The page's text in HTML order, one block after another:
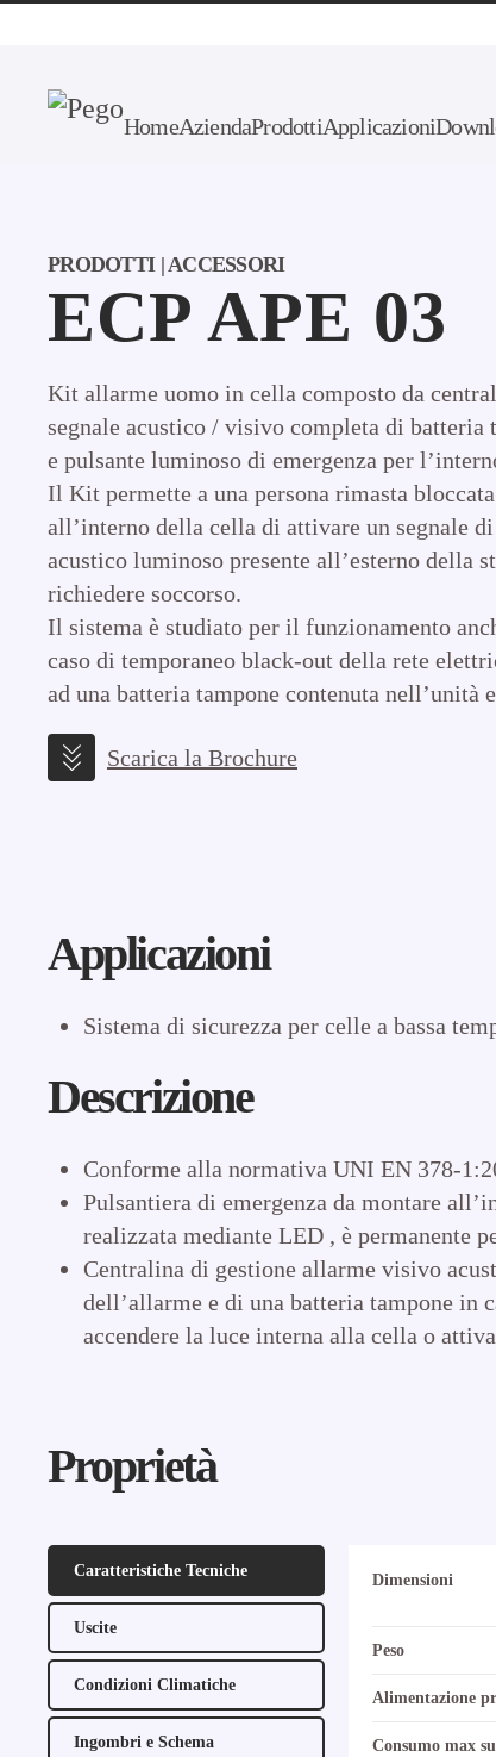
HomeAziendaProdottiApplicazioni
PRODOTTI | ACCESSORI
ECP APE 03
Kit allarme uomo in cella composto da
segnale acustico / visivo completa di batteria
e pulsante luminoso di emergenza per
Il Kit permette a una persona rimasta bloccata
all’interno della cella di attivare un segnale
acustico luminoso presente all’esterno della
richiedere soccorso.
Il sistema è studiato per il funzionamento
caso di temporaneo black-out della rete
ad una batteria tampone contenuta nell’unità
Scarica la Brochure
Applicazioni
Sistema di sicurezza per celle a bassa
Descrizione
Conforme alla normativa UNI EN 378-
Pulsantiera di emergenza da montare
realizzata mediante LED , è permanente
Centralina di gestione allarme visivo
dell’allarme e di una batteria tampone in
accendere la luce interna alla cella o
Proprietà
Dimensioni
Peso
Alimentazione
Consumo max
Caratteristiche Tecniche
Uscite
Condizioni Climatiche
Ingombri e Schema